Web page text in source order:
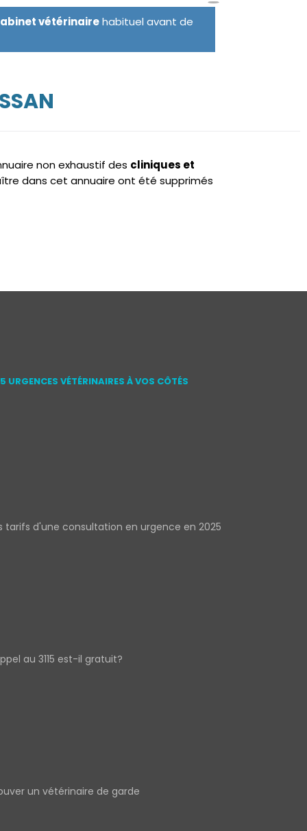
vétérinairehabituel avant de
non exhaustif des cliniques et
dans cet annuaire ont été supprimés
URGENCES VÉTÉRINAIRES À VOS CÔTÉS
tarifs d'une consultation en urgence en 2025
au 3115 est-il gratuit?
un vétérinaire de garde